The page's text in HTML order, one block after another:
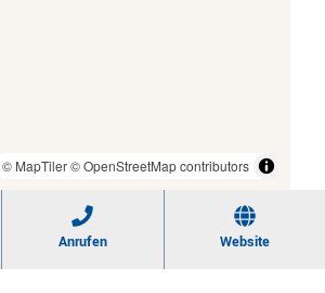
© MapTiler© OpenStreetMap contributors
Anrufen Website